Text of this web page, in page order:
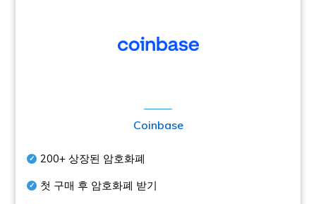
Coinbase
200+ 상장된 암호화폐
첫 구매 후 암호화폐 받기